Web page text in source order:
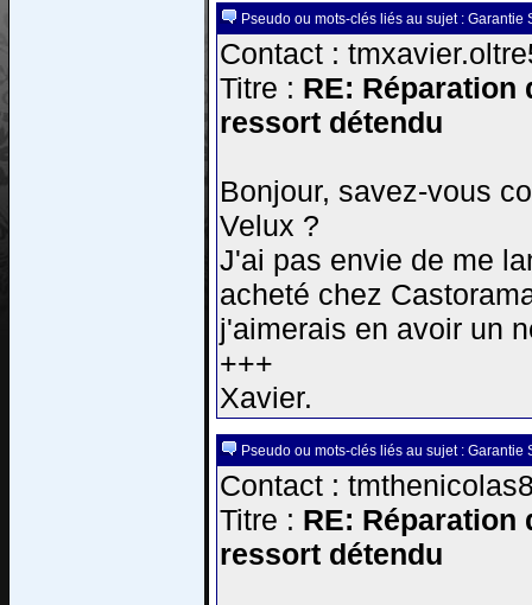
Pseudo ou mots-clés liés au sujet : Garantie
Contact :
Titre : RE: Réparation
ressort détendu
Bonjour, savez-vous
Velux ?
J'ai pas envie de me
acheté chez
j'aimerais en avoir un
+++
Xavier.
Pseudo ou mots-clés liés au sujet : Garantie
Contact :
Titre : RE: Réparation
ressort détendu